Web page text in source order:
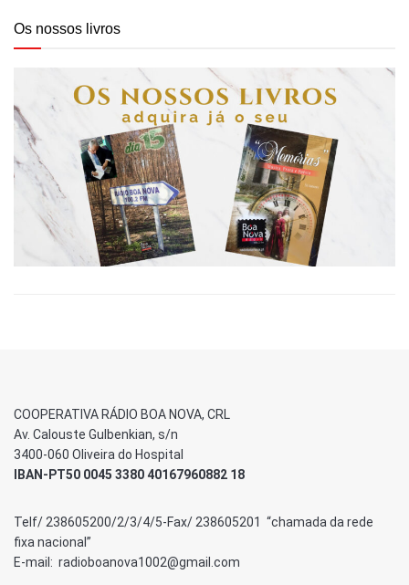
Os nossos livros
COOPERATIVA RÁDIO BOA NOVA, CRL
Av. Calouste Gulbenkian, s/n
3400-060 Oliveira do Hospital
IBAN-PT50 0045 3380 40167960882 18
Telf/ 238605200/2/3/4/5-Fax/ 238605201 “chamada da rede
fixa nacional”
E-mail: radioboanova1002@gmail.com